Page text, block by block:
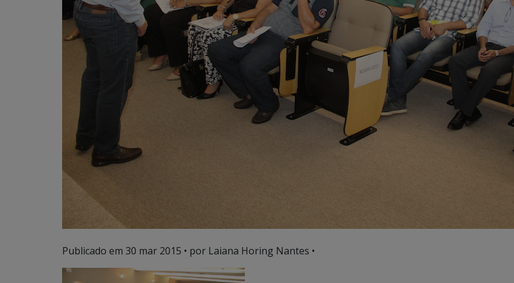
Publicado em 30 mar 2015 • por Laiana Horing Nantes •